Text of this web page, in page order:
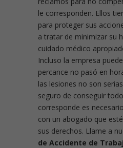
le corresponden. Ellos
para proteger sus
a tratar de minimizar su
cuidado médico
Incluso la empresa
percance no pasó en
las lesiones no son
seguro de conseguir
corresponde es
con un abogado que
sus derechos. Llame a
de Accidente de